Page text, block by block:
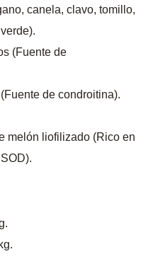
canela, clavo, tomillo,
(Fuente de
de condroitina).
melón liofilizado (Rico en